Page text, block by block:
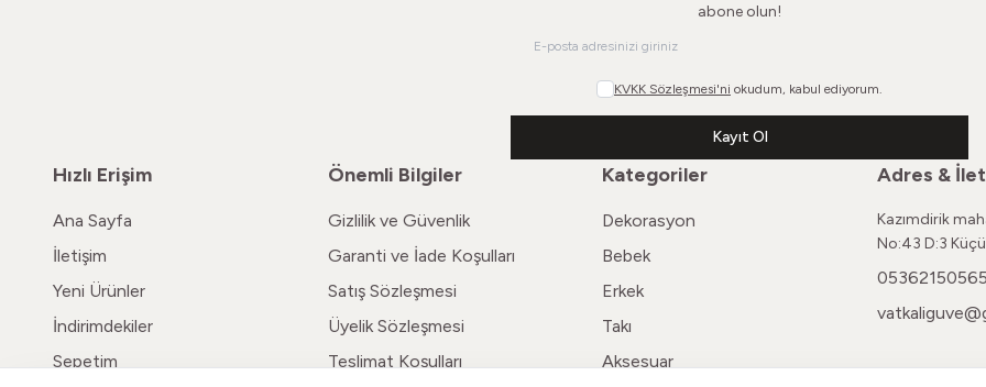
abone olun!
KVKK Sözleşmesi'ni okudum, kabul ediyorum.
Kayıt Ol
Hızlı Erişim
Ana Sayfa
İletişim
Yeni Ürünler
İndirimdekiler
Sepetim
Önemli Bilgiler
Gizlilik ve Güvenlik
Garanti ve İade Koşulları
Satış Sözleşmesi
Üyelik Sözleşmesi
Teslimat Koşulları
Kategoriler
Dekorasyon
Bebek
Erkek
Takı
Aksesuar
Adres &
Kazımdirik
No:43 D:3
05362150565